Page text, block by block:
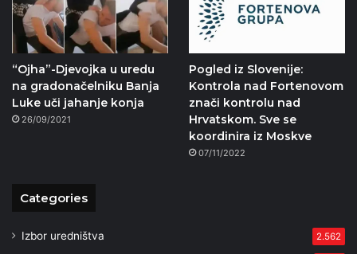
“Ojha”-Djevojka u uredu
na gradonačelniku Banja
Luke uči jahanje konja
26/09/2021
Pogled iz Slovenije:
Kontrola nad Fortenovom
znači kontrolu nad
Hrvatskom. Sve se
koordinira iz Moskve
07/11/2022
Categories
Izbor uredništva 2.562